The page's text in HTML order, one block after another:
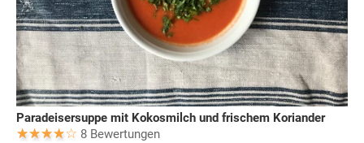
Paradeisersuppe mit Kokosmilch und frischem Koriander
8 Bewertungen